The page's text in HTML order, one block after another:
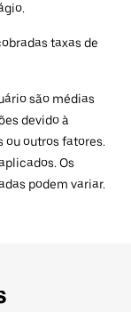
taxas de
são médias
devido à
ou outros fatores.
Os
podem variar.